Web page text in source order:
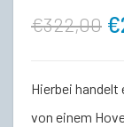
€322,00 €
Hierbei handelt
von einem